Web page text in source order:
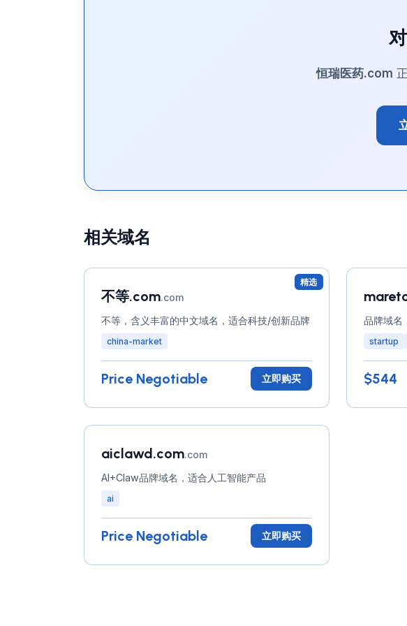
恒瑞医药.com
相关域名
精选
不等.com.com
不等，含义丰富的中文域名，适合科技/创新品牌
china-market
Price Negotiable 立即购买
品牌域名
startup
$544
aiclawd.com.com
AI+Claw品牌域名，适合人工智能产品
ai
Price Negotiable 立即购买